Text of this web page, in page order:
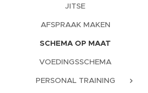
JITSE
AFSPRAAK MAKEN
SCHEMA OP MAAT
VOEDINGSSCHEMA
PERSONAL TRAINING